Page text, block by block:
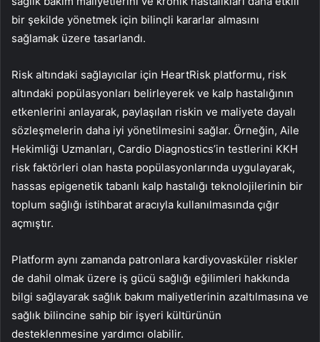
bir şekilde yönetmek için bilinçli kararlar almasını
sağlamak üzere tasarlandı.
Risk altındaki sağlayıcılar için HeartRisk platformu, risk
altındaki popülasyonları belirleyerek ve kalp hastalığının
etkenlerini anlayarak, paylaşılan riskin ve maliyete dayalı
sözleşmelerin daha iyi yönetilmesini sağlar. Örneğin, Aile
Hekimliği Uzmanları, Cardio Diagnostics’in testlerini KKH
risk faktörleri olan hasta popülasyonlarında uygulayarak,
hassas epigenetik tabanlı kalp hastalığı teknolojilerinin bir
toplum sağlığı istihbarat aracıyla kullanılmasında çığır
açmıştır.
Platform aynı zamanda patronlara kardiyovasküler riskler
de dahil olmak üzere iş gücü sağlığı eğilimleri hakkında
bilgi sağlayarak sağlık bakım maliyetlerinin azaltılmasına ve
sağlık bilincine sahip bir işyeri kültürünün
desteklenmesine yardımcı olabilir.